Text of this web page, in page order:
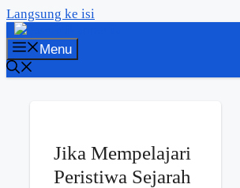
Langsung ke isi
Menu
Jika Mempelajari
Peristiwa Sejarah